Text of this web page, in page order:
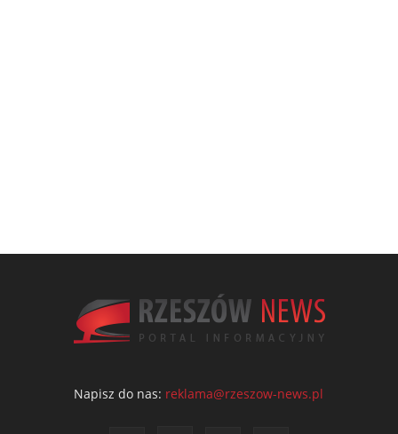
Napisz do nas: reklama@rzeszow-news.pl